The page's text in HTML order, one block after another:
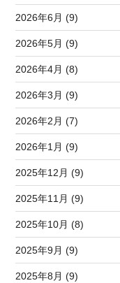
2026年6月 (9)
2026年5月 (9)
2026年4月 (8)
2026年3月 (9)
2026年2月 (7)
2026年1月 (9)
2025年12月 (9)
2025年11月 (9)
2025年10月 (8)
2025年9月 (9)
2025年8月 (9)